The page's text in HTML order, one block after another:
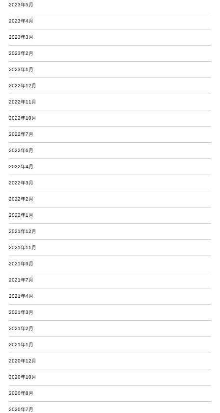
2023年5月
2023年4月
2023年3月
2023年2月
2023年1月
2022年12月
2022年11月
2022年10月
2022年7月
2022年6月
2022年4月
2022年3月
2022年2月
2022年1月
2021年12月
2021年11月
2021年9月
2021年7月
2021年4月
2021年3月
2021年2月
2021年1月
2020年12月
2020年10月
2020年8月
2020年7月